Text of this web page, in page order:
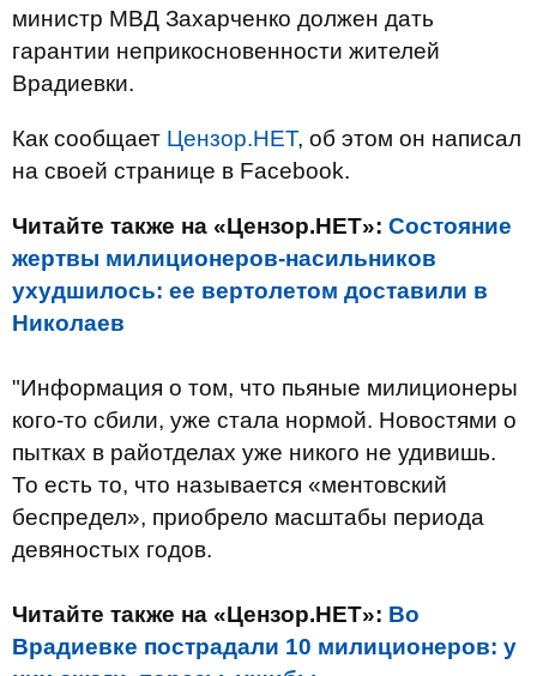
министр МВД Захарченко должен дать
гарантии неприкосновенности жителей
Врадиевки.
Как сообщает Цензор.НЕТ, об этом он написал
на своей странице в Facebook.
Читайте также на «Цензор.НЕТ»: Состояние
жертвы милиционеров-насильников
ухудшилось: ее вертолетом доставили в
Николаев
"Информация о том, что пьяные милиционеры
кого-то сбили, уже стала нормой. Новостями о
пытках в райотделах уже никого не удивишь.
То есть то, что называется «ментовский
беспредел», приобрело масштабы периода
девяностых годов.
Читайте также на «Цензор.НЕТ»: Во
Врадиевке пострадали 10 милиционеров: у